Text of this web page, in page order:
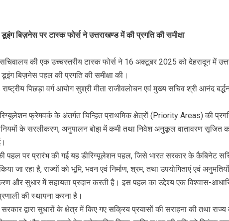
बिज़नेस पर टास्क फोर्स ने उत्तराखण्ड में की प्रगति की समीक्षा
की एक उच्चस्तरीय टास्क फोर्स ने 16 अक्टूबर 2025 को देहरादून में
बिज़नेस पहल की प्रगति की समीक्षा की।
पिछड़ा वर्ग आयोग सुश्री मीता राजीवलोचन एवं मुख्य सचिव श्री आनंद
फ्रेमवर्क के अंतर्गत चिन्हित प्राथमिक क्षेत्रों (Priority Areas) की
के सरलीकरण, अनुपालन बोझ में कमी तथा निवेश अनुकूल वातावरण
पहल पर प्रारंभ की गई यह डीरिग्यूलेशन पहल, जिसे भारत सरकार के कैबिनेट
जा रहा है, राज्यों को भूमि, भवन एवं निर्माण, श्रम, तथा उपयोगिताएं एवं
और सुधार में सहायता प्रदान करती है। इस पहल का उद्देश्य एक विश्वास-
की स्थापना करना है।
द्वारा सुधारों के क्षेत्र में किए गए सक्रिय प्रयासों की सराहना की तथा राज्य